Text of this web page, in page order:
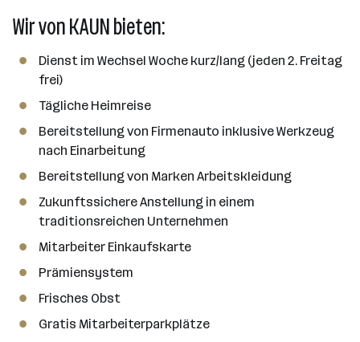
Wir von KAUN bieten:
Dienst im Wechsel Woche kurz/lang (jeden 2. Freitag
frei)
Tägliche Heimreise
Bereitstellung von Firmenauto inklusive Werkzeug
nach Einarbeitung
Bereitstellung von Marken Arbeitskleidung
Zukunftssichere Anstellung in einem
traditionsreichen Unternehmen
Mitarbeiter Einkaufskarte
Prämiensystem
Frisches Obst
Gratis Mitarbeiterparkplätze